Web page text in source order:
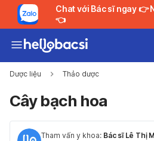
Chat với Bác sĩ ngay 👉 Nhận tư vấn MIỄN PHÍ
👈
Dược liệu Thảo dược
Cây bạch hoa
Tham vấn y khoa: Bác sĩ Lê Thị